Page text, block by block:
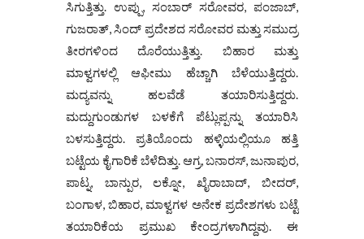
ಸಿಗುತ್ತಿತ್ತು. ಉಪ್ಪು, ಸಂಬಾರ್ ಸರೋವರ, ಪಂಜಾಬ್,
ಗುಜರಾತ್, ಸಿಂದ್ ಪ್ರದೇಶದ ಸರೋವರ ಮತ್ತು ಸಮುದ್ರ
ತೀರಗಳಿಂದ ದೊರೆಯುತ್ತಿತ್ತು. ಬಿಹಾರ ಮತ್ತು
ಮಾಳ್ವಗಳಲ್ಲಿ ಆಫೀಮು ಹೆಚ್ಚಾಗಿ ಬೆಳೆಯುತ್ತಿದ್ದರು.
ಮದ್ಯವನ್ನು ಹಲವೆಡೆ ತಯಾರಿಸುತ್ತಿದ್ದರು.
ಮದ್ದುಗುಂಡುಗಳ ಬಳಕೆಗೆ ಪೆಟ್ಲುಪ್ಪನ್ನು ತಯಾರಿಸಿ
ಬಳಸುತ್ತಿದ್ದರು. ಪ್ರತಿಯೊಂದು ಹಳ್ಳಿಯಲ್ಲಿಯೂ ಹತ್ತಿ
ಬಟ್ಟೆಯ ಕೈಗಾರಿಕೆ ಬೆಳೆದಿತ್ತು. ಆಗ್ರ, ಬನಾರಸ್, ಜುನಾಪುರ,
ಪಾಟ್ನ, ಬಾನ್ಪುರ, ಲಕ್ನೋ, ಖೈರಾಬಾದ್, ಬೀದರ್,
ಬಂಗಾಳ, ಬಿಹಾರ, ಮಾಳ್ವಗಳ ಅನೇಕ ಪ್ರದೇಶಗಳು ಬಟ್ಟೆ
ತಯಾರಿಕೆಯ ಪ್ರಮುಖ ಕೇಂದ್ರಗಳಾಗಿದ್ದವು. ಈ